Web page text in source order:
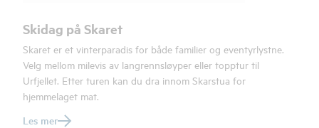
Skidag på Skaret
Skaret er et vinterparadis for både familier og eventyrlystne.
Velg mellom milevis av langrennsløyper eller topptur til
Urfjellet. Etter turen kan du dra innom Skarstua for
hjemmelaget mat.
Les mer